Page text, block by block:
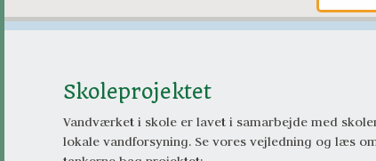
Skoleprojektet
Vandværket i skole er lavet i samarbejde med
lokale vandforsyning. Se vores vejledning og læs